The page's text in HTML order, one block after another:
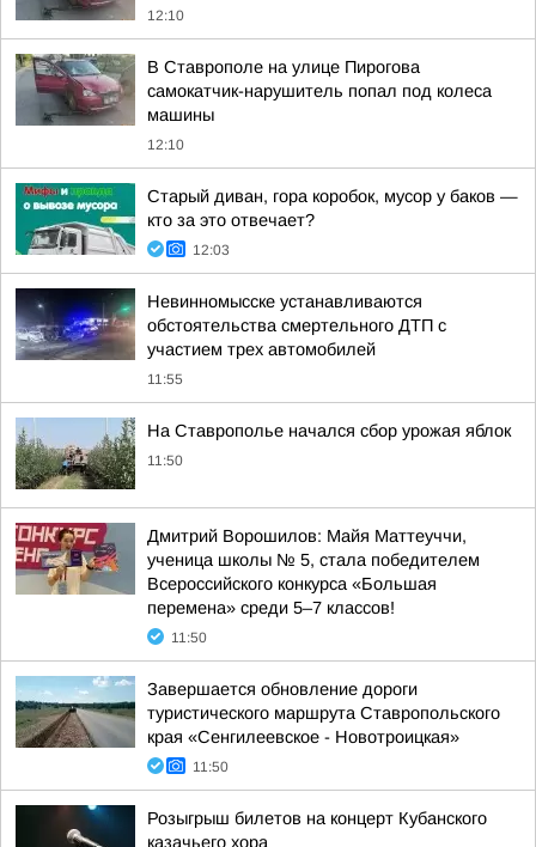
12:10
В Ставрополе на улице Пирогова
самокатчик-нарушитель попал под колеса
машины
12:10
Старый диван, гора коробок, мусор у баков —
кто за это отвечает?
12:03
Невинномысске устанавливаются
обстоятельства смертельного ДТП с
участием трех автомобилей
11:55
На Ставрополье начался сбор урожая яблок
11:50
Дмитрий Ворошилов: Майя Маттеуччи,
ученица школы № 5, стала победителем
Всероссийского конкурса «Большая
перемена» среди 5–7 классов!
11:50
Завершается обновление дороги
туристического маршрута Ставропольского
края «Сенгилеевское - Новотроицкая»
11:50
Розыгрыш билетов на концерт Кубанского
казачьего хора